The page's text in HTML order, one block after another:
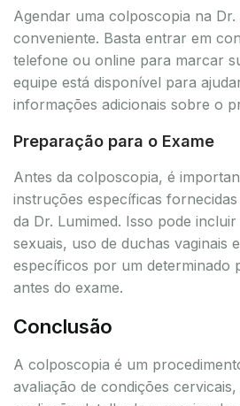
Agendar uma colposcopia na Dr.
conveniente. Basta entrar em
telefone ou online para marcar
equipe está disponível para
informações adicionais sobre o
Preparação para o Exame
Antes da colposcopia, é
instruções específicas
da Dr. Lumimed. Isso pode
sexuais, uso de duchas vaginais
específicos por um determinado
antes do exame.
Conclusão
A colposcopia é um
avaliação de condições